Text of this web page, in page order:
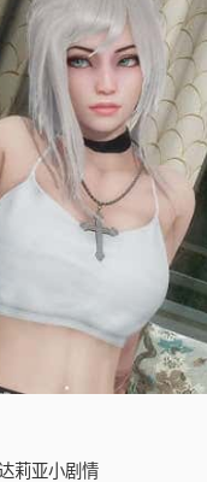
莉亚小剧情